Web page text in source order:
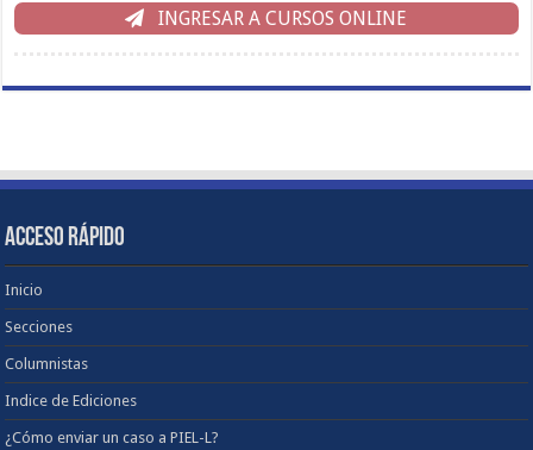
INGRESAR A CURSOS ONLINE
ACCESO RÁPIDO
Inicio
Secciones
Columnistas
Indice de Ediciones
¿Cómo enviar un caso a PIEL-L?